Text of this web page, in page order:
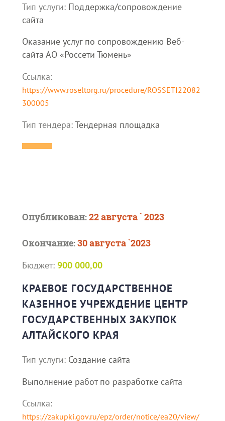
Тип услуги: Поддержка/сопровождение
сайта
Оказание услуг по сопровождению Веб-
сайта АО «Россети Тюмень»
Ссылка:
https://www.roseltorg.ru/procedure/ROSSETI22082
300005
Тип тендера:Тендерная площадка
Опубликован:22 августа ` 2023
Окончание:30 августа `2023
Бюджет: 900 000,00
КРАЕВОЕ ГОСУДАРСТВЕННОЕ
КАЗЕННОЕ УЧРЕЖДЕНИЕ ЦЕНТР
ГОСУДАРСТВЕННЫХ ЗАКУПОК
АЛТАЙСКОГО КРАЯ
Тип услуги: Создание сайта
Выполнение работ по разработке сайта
Ссылка:
https://zakupki.gov.ru/epz/order/notice/ea20/view/